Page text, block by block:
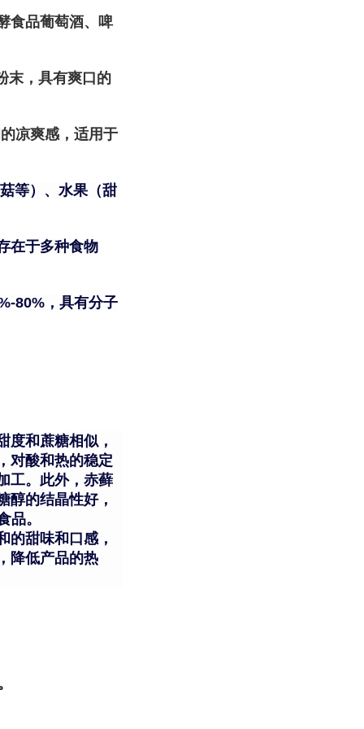
食品葡萄酒、啤
末，具有爽口的
凉爽感，适用于
等）、水果（甜
在于多种食物
80%，具有分子
度和蔗糖相似，
对酸和热的稳定
工。此外，赤藓
醇的结晶性好，
品。
的甜味和口感，
降低产品的热